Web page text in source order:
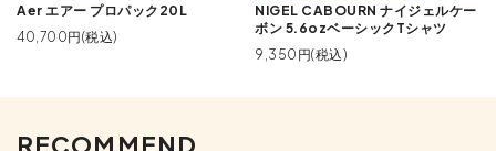
Aer エアー プロパック20L
40,700円(税込)
NIGEL CABOURN ナイジェルケー
ボン 5.6ozベーシックTシャツ
9,350円(税込)
RECOMMEND